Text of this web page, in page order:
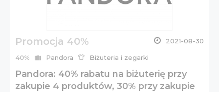
Promocja 40% 2021-08-30
40% Pandora Biżuteria i zegarki
Pandora: 40% rabatu na biżuterię przy
zakupie 4 produktów, 30% przy zakupie